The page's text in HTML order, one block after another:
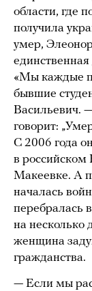
области, где
получила
умер,
«Мы каждые
бывшие
Васильевич.
говорит:
С 2006 года
в российском
Макеевке. А
началась
перебралась
на несколько
женщина
гражданства.
— Если мы